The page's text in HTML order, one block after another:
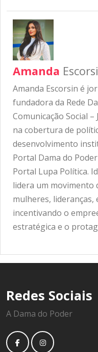
Amanda
Amanda Escorsin é
fundadora da Rede
Comunicação Social
na cobertura de
desenvolvimento
Portal Dama do
Portal Lupa Política.
lidera um movimento
mulheres,
incentivando o
estratégica e o
Redes Sociais
A Dama do Poder